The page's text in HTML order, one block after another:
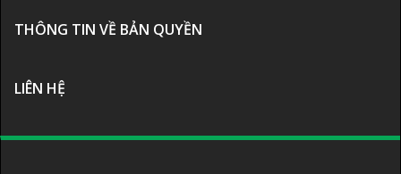
THÔNG TIN VỀ BẢN QUYỀN
LIÊN HỆ